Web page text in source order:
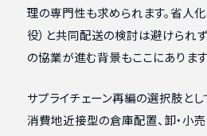
理の専門性も求められます。省人
役）と共同配送の検討は避けられ
の協業が進む背景もここにあります
サプライチェーン再編の選択肢とし
消費地近接型の倉庫配置、卸・小